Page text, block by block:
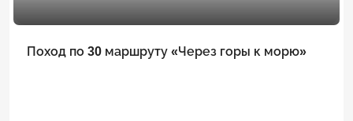
Поход по 30 маршруту «Через горы к морю»